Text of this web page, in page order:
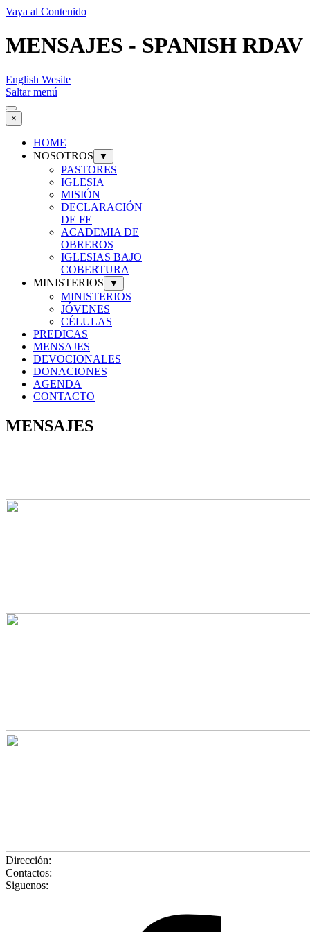
Vaya al Contenido
MENSAJES - SPANISH RDAV
English Wesite
Saltar menú
×
HOME
NOSOTROS
▼
PASTORES
IGLESIA
MISIÓN
DECLARACIÓN
DE FE
ACADEMIA DE
OBREROS
IGLESIAS BAJO
COBERTURA
MINISTERIOS
▼
MINISTERIOS
JÓVENES
CÉLULAS
PREDICAS
MENSAJES
DEVOCIONALES
DONACIONES
AGENDA
CONTACTO
MENSAJES
Dirección:
Contactos:
Siguenos: